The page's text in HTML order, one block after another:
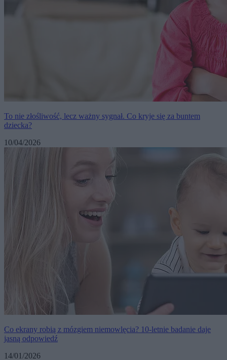
To nie złośliwość, lecz ważny sygnał. Co kryje się za buntem
dziecka?
10/04/2026
Co ekrany robią z mózgiem niemowlęcia? 10-letnie badanie daje
jasną odpowiedź
14/01/2026